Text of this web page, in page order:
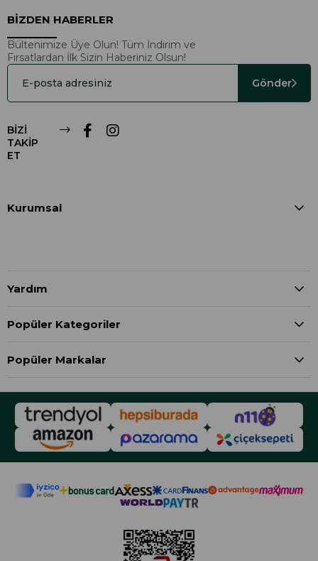
BİZDEN HABERLER
Bültenimize Üye Olun! Tüm İndirim ve
Fırsatlardan İlk Sizin Haberiniz Olsun!
Gönder
BİZİ
TAKİP
ET
Kurumsal
Yardım
Popüler Kategoriler
Popüler Markalar